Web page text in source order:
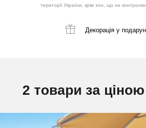
території України, крім зон, що не
Декорація у
2 товари за